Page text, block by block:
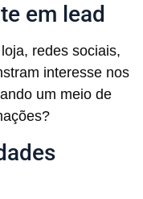
em lead
redes sociais,
interesse nos
um meio de